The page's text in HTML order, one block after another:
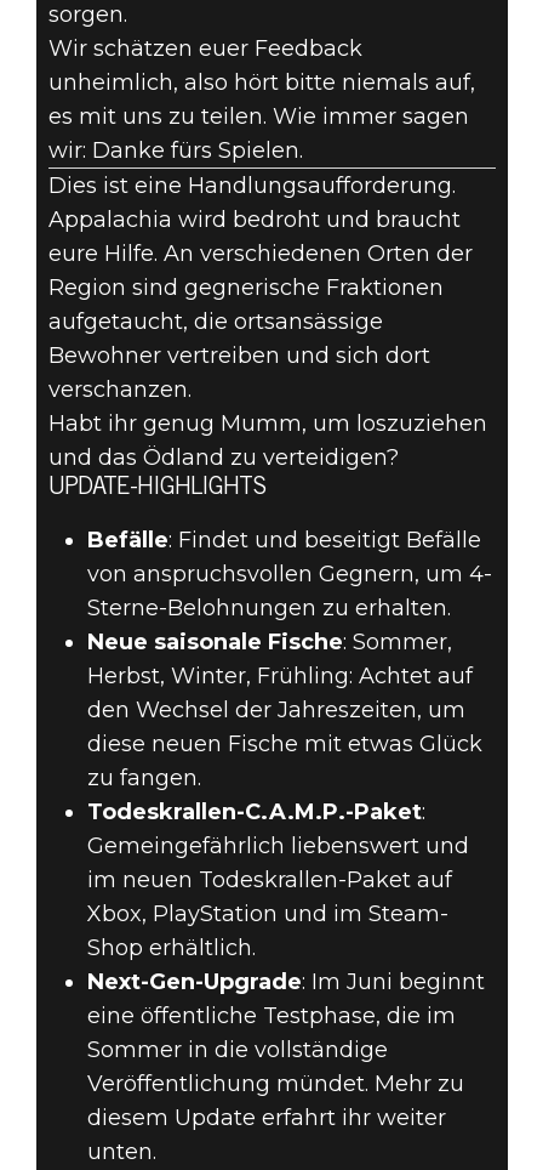
sorgen.
Wir schätzen euer Feedback
unheimlich, also hört bitte niemals auf,
es mit uns zu teilen. Wie immer sagen
wir: Danke fürs Spielen.
Dies ist eine Handlungsaufforderung.
Appalachia wird bedroht und braucht
eure Hilfe. An verschiedenen Orten der
Region sind gegnerische Fraktionen
aufgetaucht, die ortsansässige
Bewohner vertreiben und sich dort
verschanzen.
Habt ihr genug Mumm, um loszuziehen
und das Ödland zu verteidigen?
UPDATE-HIGHLIGHTS
Befälle: Findet und beseitigt Befälle
von anspruchsvollen Gegnern, um 4-
Sterne-Belohnungen zu erhalten.
Neue saisonale Fische: Sommer,
Herbst, Winter, Frühling: Achtet auf
den Wechsel der Jahreszeiten, um
diese neuen Fische mit etwas Glück
zu fangen.
Todeskrallen-C.A.M.P.-Paket:
Gemeingefährlich liebenswert und
im neuen Todeskrallen-Paket auf
Xbox, PlayStation und im Steam-
Shop erhältlich.
Next-Gen-Upgrade: Im Juni beginnt
eine öffentliche Testphase, die im
Sommer in die vollständige
Veröffentlichung mündet. Mehr zu
diesem Update erfahrt ihr weiter
unten.